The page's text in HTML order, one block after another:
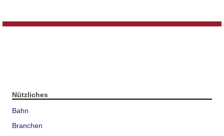
Nützliches
Bahn
Branchen